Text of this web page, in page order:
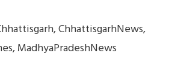
,ChhattisgarhNews,
,MadhyaPradeshNews